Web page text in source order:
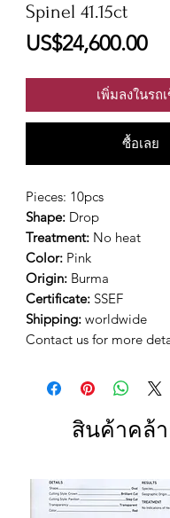
Spinel 41.15ct
US$24,600.00รา
เพิ่มลงในรถ
ซื้อเลย
Pieces: 10pcs
Shape: Drop
Treatment: No heat
Color: Pink
Origin: Burma
Certificate: SSEF
Shipping: worldwide
Contact us for more
สินค้าคล้